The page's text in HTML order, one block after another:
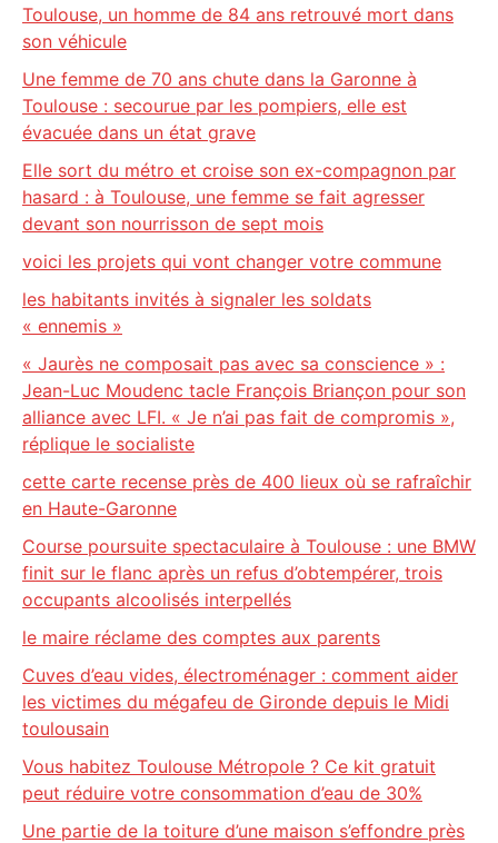
Toulouse, un homme de 84 ans retrouvé mort dans
son véhicule
Une femme de 70 ans chute dans la Garonne à
Toulouse : secourue par les pompiers, elle est
évacuée dans un état grave
Elle sort du métro et croise son ex-compagnon par
hasard : à Toulouse, une femme se fait agresser
devant son nourrisson de sept mois
voici les projets qui vont changer votre commune
les habitants invités à signaler les soldats
« ennemis »
« Jaurès ne composait pas avec sa conscience » :
Jean-Luc Moudenc tacle François Briançon pour son
alliance avec LFI. « Je n’ai pas fait de compromis »,
réplique le socialiste
cette carte recense près de 400 lieux où se rafraîchir
en Haute-Garonne
Course poursuite spectaculaire à Toulouse : une BMW
finit sur le flanc après un refus d’obtempérer, trois
occupants alcoolisés interpellés
le maire réclame des comptes aux parents
Cuves d’eau vides, électroménager : comment aider
les victimes du mégafeu de Gironde depuis le Midi
toulousain
Vous habitez Toulouse Métropole ? Ce kit gratuit
peut réduire votre consommation d’eau de 30%
Une partie de la toiture d’une maison s’effondre près